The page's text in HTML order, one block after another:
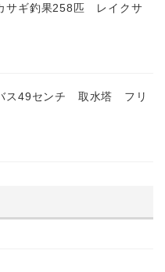
ギ釣果258匹 レイクサ
ス49センチ 取水塔 フリ